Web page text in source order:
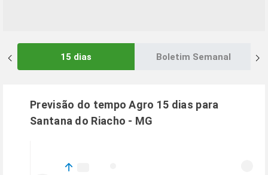
15 dias Boletim Semanal
Previsão do tempo Agro 15 dias para
Santana do Riacho - MG